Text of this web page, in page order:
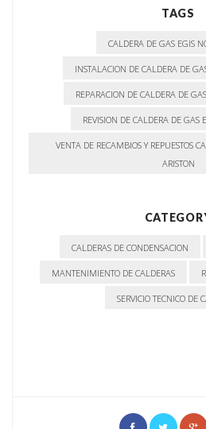
TAGS
CALDERA DE GAS EGIS
INSTALACION DE CALDERA DE
REPARACION DE CALDERA DE
REVISION DE CALDERA DE GAS
VENTA DE RECAMBIOS Y REPUESTOS
ARISTON
CALDERAS DE CONDENSACION
MANTENIMIENTO DE CALDERAS
SERVICIO TECNICO DE